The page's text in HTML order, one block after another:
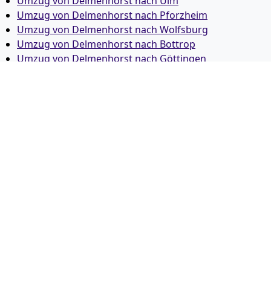
Umzug von Delmenhorst nach Pforzheim
Umzug von Delmenhorst nach Wolfsburg
Umzug von Delmenhorst nach Bottrop
Umzug von Delmenhorst nach Göttingen